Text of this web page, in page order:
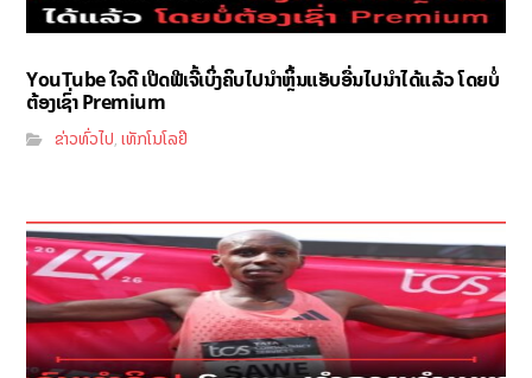
YouTube ໃຈດີ ເປີດຟີເຈີ້ເບິ່ງຄິບໄປນຳຫຼິ້ນແອັບອື່ນໄປນຳໄດ້ແລ້ວ ໂດຍບໍ່
ຕ້ອງເຊົ່າ Premium
ຂ່າວທົ່ວໄປ,ເທັກໂນໂລຢີ